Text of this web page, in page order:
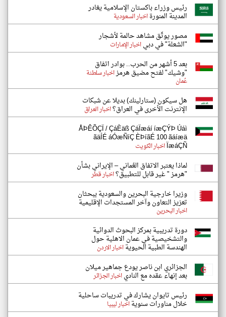
رئيس وزراء باكستان الإسلامية يغادر
المدينة المنورةاخبار السعودية
مصور يوثّق مشاهد حالمة لأشجار
"الشعلة" في دبياخبار الإمارات
بعد 5 أشهر من الحرب.. بوادر اتفاق
"وشيك" لفتح مضيق هرمزاخبار سلطنة
عُمان
هل سيكون (ستارلينك) بديلا عن شبكات
الإنترنت الأخرى في العراق؟اخبار العراق
ÅÞÊÕÇÏ / ÇáÈäß ÇáÏæáí íæÇÝÞ Úáì
ãäÍÉ áÓæÑíÇ ÈÞíãÉ 100 ãáíæä
ÏæáÇÑاخبار الكويت
لماذا يعتبر الاتفاق العُماني – الإيراني بشأن
"هرمز " غير قابل للتطبيق؟اخبار قطر
وزيرا خارجية البحرين والسعودية يبحثان
تعزيز التعاون وآخر المستجدات الإقليمية
اخبار البحرين
دورة تدريبية بمركز البحوث الدوائية
والتشخيصية في عمان الاهلية حول
الهندسة الطبية الحيويةاخبار الاردن
الجزائري ابن ناصر يودع جماهير ميلان
بعد إنهاء عقده مع النادياخبار الجزائر
رئيس تايوان يشارك في تدريبات ساحلية
خلال مناورات سنويةاخبار ليبيا